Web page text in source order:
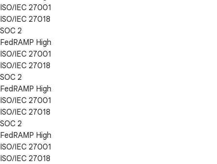
ISO/IEC 27001
ISO/IEC 27018
SOC 2
FedRAMP High
ISO/IEC 27001
ISO/IEC 27018
SOC 2
FedRAMP High
ISO/IEC 27001
ISO/IEC 27018
SOC 2
FedRAMP High
ISO/IEC 27001
ISO/IEC 27018